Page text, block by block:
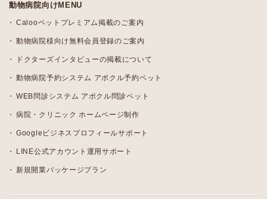
動物病院向けMENU
Calooペットプレミアム掲載のご案内
動物病院様向け無料会員登録のご案内
ドクターズインタビューの掲載について
動物病院予約システム アポクル予約ペット
WEB問診システム アポクル問診ペット
病院・クリニック ホームページ制作
Googleビジネスプロフィールサポート
LINE公式アカウント運用サポート
新規開業パッケージプラン